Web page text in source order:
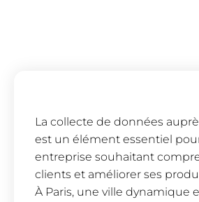
La collecte de données
est un élément essentiel
entreprise souhaitant
clients et améliorer ses
À Paris, une ville dynamique